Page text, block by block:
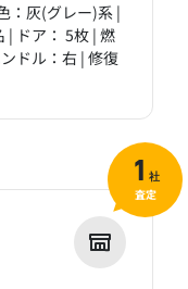
：灰(グレー)系 |
| ドア： 5枚 | 燃
ドル：右 | 修復
1 社
査定